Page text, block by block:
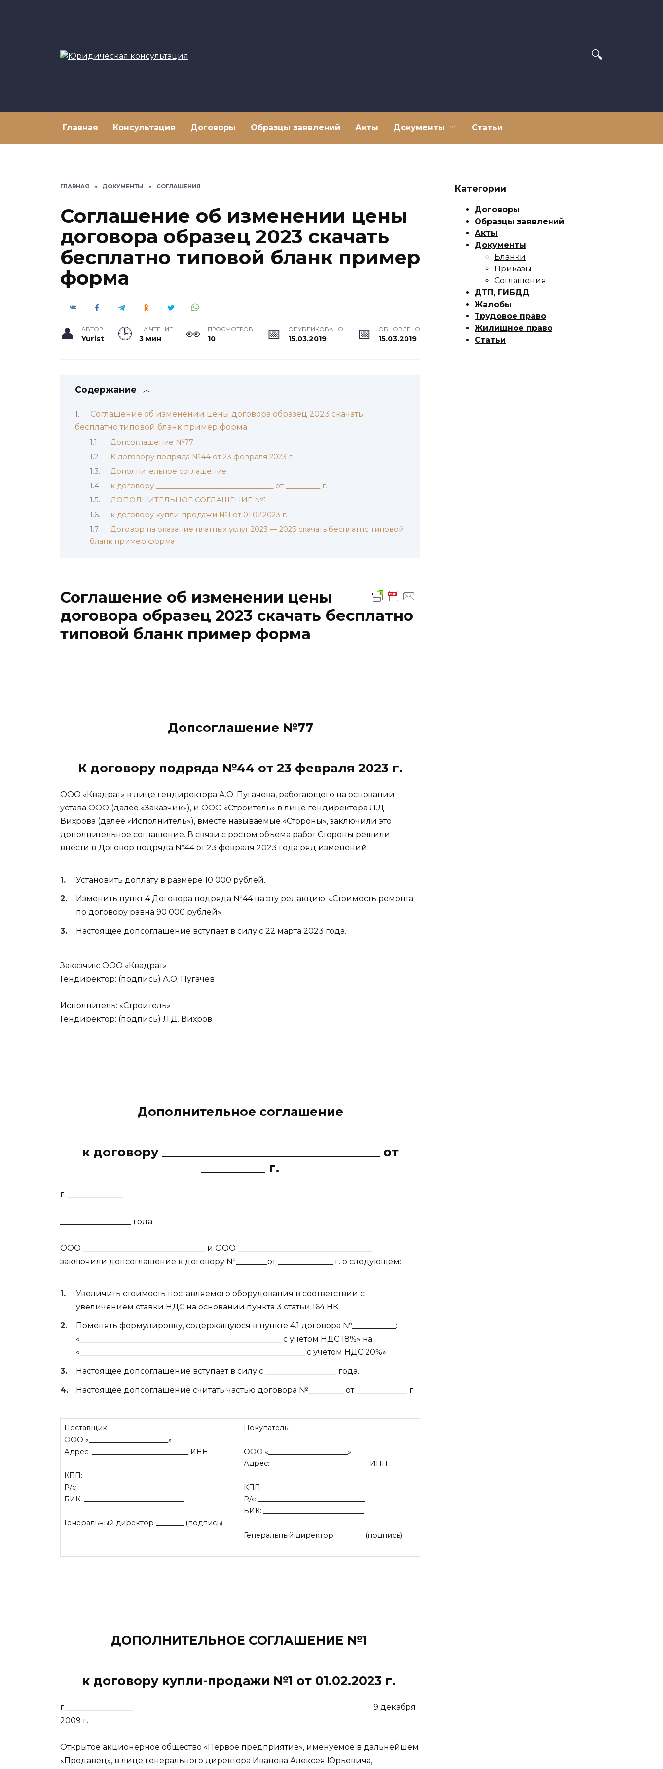
Главная Консультация Договоры Образцы заявлений Акты Документы Статьи
ГЛАВНАЯ » ДОКУМЕНТЫ » СОГЛАШЕНИЯ
Соглашение об изменении цены
договора образец 2023 скачать
бесплатно типовой бланк пример
форма
АВТОР
Yurist
НА ЧТЕНИЕ
3 мин
ПРОСМОТРОВ
10
ОПУБЛИКОВАНО
15.03.2019
ОБНОВЛЕНО
15.03.2019
Содержание
Соглашение об изменении цены договора образец 2023 скачать
бесплатно типовой бланк пример форма
Допсоглашение №77
К договору подряда №44 от 23 февраля 2023 г.
Дополнительное соглашение
к договору __________________________________ от __________ г.
ДОПОЛНИТЕЛЬНОЕ СОГЛАШЕНИЕ №1
к договору купли-продажи №1 от 01.02.2023 г.
Договор на оказание платных услуг 2023 — 2023 скачать бесплатно типовой
бланк пример форма
Соглашение об изменении цены
договора образец 2023 скачать бесплатно
типовой бланк пример форма
Допсоглашение №77
К договору подряда №44 от 23 февраля 2023 г.
ООО «Квадрат» в лице гендиректора А.О. Пугачева, работающего на основании
устава ООО (далее «Заказчик»), и ООО «Строитель» в лице гендиректора Л.Д.
Вихрова (далее «Исполнитель»), вместе называемые «Стороны», заключили это
дополнительное соглашение. В связи с ростом объема работ Стороны решили
внести в Договор подряда №44 от 23 февраля 2023 года ряд изменений:
Установить доплату в размере 10 000 рублей.
Изменить пункт 4 Договора подряда №44 на эту редакцию: «Стоимость ремонта
по договору равна 90 000 рублей».
Настоящее допсоглашение вступает в силу с 22 марта 2023 года.
Заказчик: ООО «Квадрат»
Гендиректор: (подпись) А.О. Пугачев
Исполнитель: «Строитель»
Гендиректор: (подпись) Л.Д. Вихров
Дополнительное соглашение
к договору __________________________________ от
__________ г.
г. ______________
__________________ года
ООО _______________________________ и ООО __________________________________
заключили допсоглашение к договору №________от ______________ г. о следующем:
Увеличить стоимость поставляемого оборудования в соответствии с
увеличением ставки НДС на основании пункта 3 статьи 164 НК.
Поменять формулировку, содержащуюся в пункте 4.1 договора №___________:
«___________________________________________________ с учетом НДС 18%» на
«_________________________________________________________ с учетом НДС 20%».
Настоящее допсоглашение вступает в силу с __________________ года.
Настоящее допсоглашение считать частью договора №_________ от _____________ г.
Поставщик:
ООО «_______________________»
Адрес: ____________________________ ИНН
КПП: _____________________________
Р/с _______________________________
БИК: _____________________________
Генеральный директор ________ (подпись)
Покупатель:
ООО «_______________________»
Адрес: ____________________________ ИНН
КПП: _____________________________
Р/с _______________________________
БИК: _____________________________
Генеральный директор ________ (подпись)
ДОПОЛНИТЕЛЬНОЕ СОГЛАШЕНИЕ №1
к договору купли-продажи №1 от 01.02.2023 г.
г._________________ 9 декабря
2009 г.
Открытое акционерное общество «Первое предприятие», именуемое в дальнейшем
«Продавец», в лице генерального директора Иванова Алексея Юрьевича,
Категории
Договоры
Образцы заявлений
Акты
Документы
Бланки
Приказы
Соглашения
ДТП, ГИБДД
Жалобы
Трудовое право
Жилищное право
Статьи